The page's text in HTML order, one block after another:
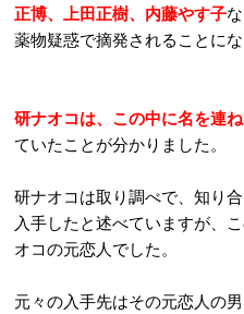
正博、上田正樹、内藤やす子
薬物疑惑で摘発されることにな
研ナオコは、この中に名を連
ていたことが分かりました。
研ナオコは取り調べで、知り
入手したと述べていますが、
オコの元恋人でした。
元々の入手先はその元恋人の